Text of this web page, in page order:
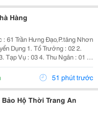
Hàng
51 phút trước
Hộ Thời Trang An